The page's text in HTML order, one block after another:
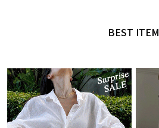
BEST ITEM